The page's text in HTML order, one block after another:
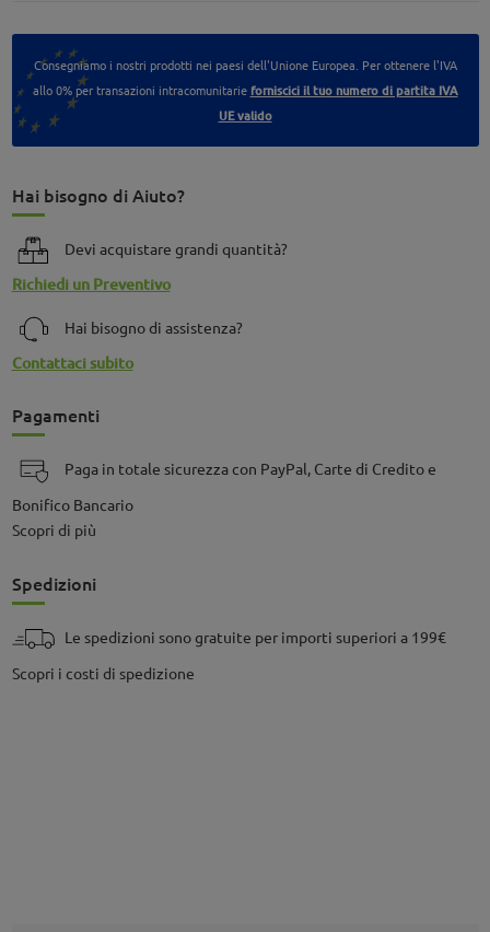
Consegniamo i nostri prodotti nei paesi dell'Unione Europea. Per ottenere l'IVA
allo 0% per transazioni intracomunitarie forniscici il tuo numero di partita IVA
UE valido
Hai bisogno di Aiuto?
Devi acquistare grandi quantità?
Richiedi un Preventivo
Hai bisogno di assistenza?
Contattaci subito
Pagamenti
Paga in totale sicurezza con PayPal, Carte di Credito e
Bonifico Bancario
Scopri di più
Spedizioni
Le spedizioni sono gratuite per importi superiori a 199€
Scopri i costi di spedizione